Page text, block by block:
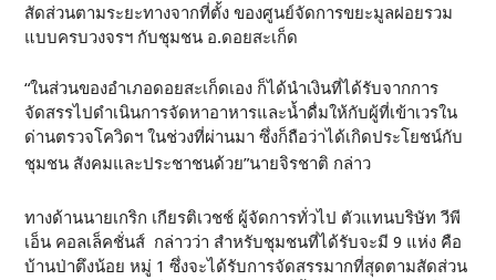
สัดส่วนตามระยะทางจากที่ตั้ง ของศูนย์จัดการขยะมูลฝอยรวม
แบบครบวงจรฯ กับชุมชน อ.ดอยสะเก็ด
“ในส่วนของอำเภอดอยสะเก็ดเอง ก็ได้นำเงินที่ได้รับจากการ
จัดสรรไปดำเนินการจัดหาอาหารและน้ำดื่มให้กับผู้ที่เข้าเวรใน
ด่านตรวจโควิดฯ ในช่วงที่ผ่านมา ซึ่งก็ถือว่าได้เกิดประโยชน์กับ
ชุมชน สังคมและประชาชนด้วย”นายจิรชาติ กล่าว
ทางด้านนายเกริก เกียรติเวชช์ ผู้จัดการทั่วไป ตัวแทนบริษัท วีพี
เอ็น คอลเล็คชั่นส์ กล่าวว่า สำหรับชุมชนที่ได้รับจะมี 9 แห่ง คือ
บ้านป่าตึงน้อย หมู่ 1 ซึ่งจะได้รับการจัดสรรมากที่สุดตามสัดส่วน